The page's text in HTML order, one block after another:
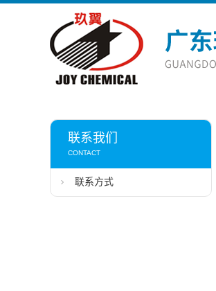
联系我们
CONTACT
联系方式